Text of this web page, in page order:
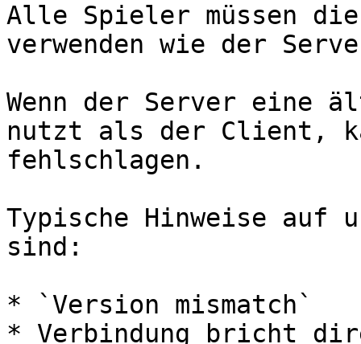
Alle Spieler müssen
verwenden wie der
Wenn der Server eine
nutzt als der Client,
fehlschlagen.
Typische Hinweise auf
sind:
* `Version mismatch`
* Verbindung bricht